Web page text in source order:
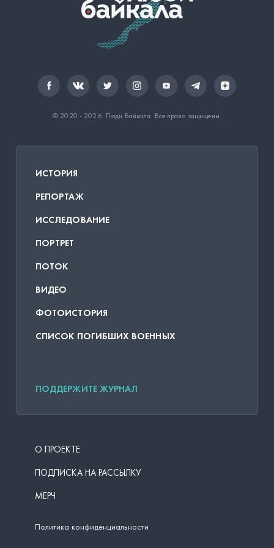
© 2020 - 2026. Люди Байкала . Все права защищены.
ИСТОРИЯ
РЕПОРТАЖ
ИССЛЕДОВАНИЕ
ПОРТРЕТ
ПОТОК
ВИДЕО
ФОТОИСТОРИЯ
СПИСОК ПОГИБШИХ ВОЕННЫХ
ПОДДЕРЖИТЕ ЖУРНАЛ
О ПРОЕКТЕ
ПОДПИСКА НА РАССЫЛКУ
МЕРЧ
Политика конфиденциальности